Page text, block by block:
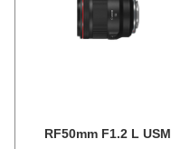
RF50mm F1.2 L USM